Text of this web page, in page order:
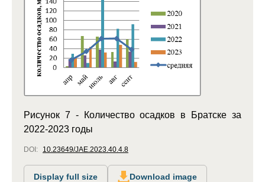
Рисунок 7 - Количество осадков в Братске за
2022-2023 годы
DOI: 10.23649/JAE.2023.40.4.8
Display full size Download image